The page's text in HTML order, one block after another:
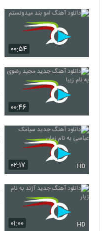
۰۰:۵۴
۰۰:۴۶
۰۲:۱۷ HD
۰۱:۰۰ HD